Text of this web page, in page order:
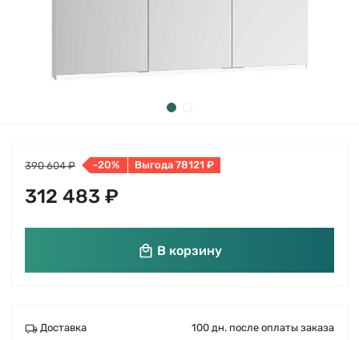
390 604 ₽ -20% Выгода 78121 ₽
312 483 ₽
В корзину
Доставка
100 дн. после оплаты заказа